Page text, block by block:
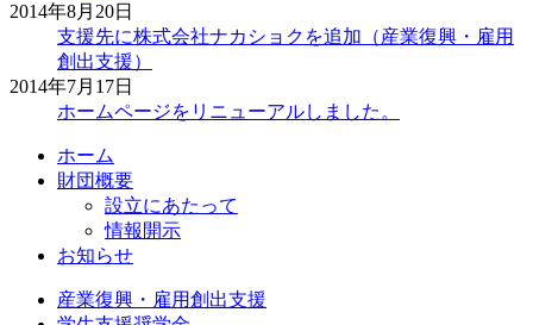
2014年8月20日
支援先に株式会社ナカショクを追加（産業復興・雇用
創出支援）
2014年7月17日
ホームページをリニューアルしました。
ホーム
財団概要
設立にあたって
情報開示
お知らせ
産業復興・ 雇用創出支援